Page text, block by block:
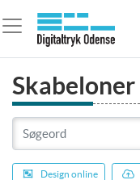
Skabeloner
Design online